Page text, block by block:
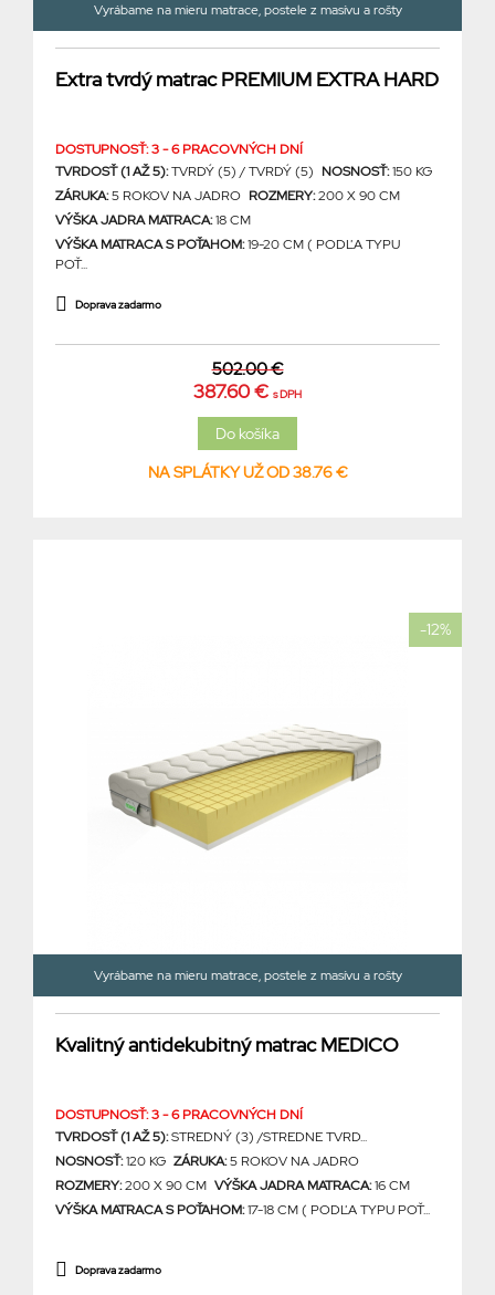
Vyrábame na mieru matrace, postele z masívu a rošty
Extra tvrdý matrac PREMIUM EXTRA HARD
DOSTUPNOSŤ: 3 - 6 PRACOVNÝCH DNÍ
TVRDOSŤ (1 AŽ 5):TVRDÝ (5) / TVRDÝ (5) NOSNOSŤ:150 KG
ZÁRUKA:5 ROKOV NA JADRO ROZMERY:200 X 90 CM
VÝŠKA JADRA MATRACA:18 CM
VÝŠKA MATRACA S POŤAHOM:19-20 CM ( PODĽA TYPU
POŤ...
Doprava zadarmo
502.00 €
387.60 € s DPH
NA SPLÁTKY UŽ OD 38.76 €
-12%
Vyrábame na mieru matrace, postele z masívu a rošty
Kvalitný antidekubitný matrac MEDICO
DOSTUPNOSŤ: 3 - 6 PRACOVNÝCH DNÍ
TVRDOSŤ (1 AŽ 5):STREDNÝ (3) /STREDNE TVRD...
NOSNOSŤ:120 KG ZÁRUKA:5 ROKOV NA JADRO
ROZMERY:200 X 90 CM VÝŠKA JADRA MATRACA:16 CM
VÝŠKA MATRACA S POŤAHOM:17-18 CM ( PODĽA TYPU POŤ...
Doprava zadarmo